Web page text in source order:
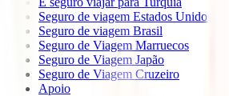
Seguro de viagem Estados Unidos
Seguro de viagem Brasil
Seguro de Viagem Marruecos
Seguro de Viagem Japão
Seguro de Viagem Cruzeiro
Apoio